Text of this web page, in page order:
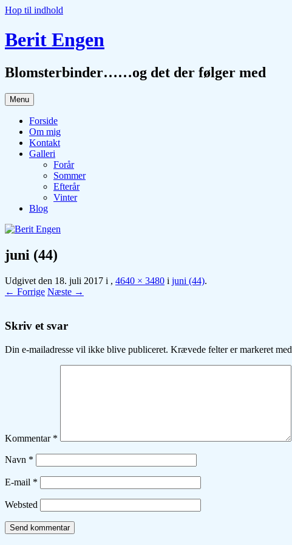
Hop til indhold
Berit Engen
Blomsterbinder……og det der følger med
Menu
Forside
Om mig
Kontakt
Galleri
Forår
Sommer
Efterår
Vinter
Blog
juni (44)
Udgivet den 18. juli 2017 i , 4640 × 3480 i juni (44).
← Forrige Næste →
Skriv et svar
Din e-mailadresse vil ikke blive publiceret. Krævede felter er markeret med
Kommentar *
Navn *
E-mail *
Websted